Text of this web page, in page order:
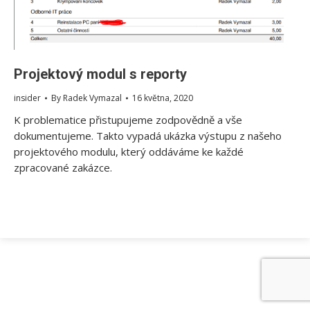
Projektový modul s reporty
insider By Radek Vymazal 16 května, 2020
K problematice přistupujeme zodpovědně a vše
dokumentujeme. Takto vypadá ukázka výstupu z našeho
projektového modulu, který oddáváme ke každé
zpracované zakázce.